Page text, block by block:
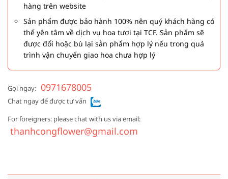
hàng trên website
Sản phẩm được bảo hành 100% nên quý khách hàng có
thể yên tâm về dịch vụ hoa tươi tại TCF. Sản phẩm sẽ
được đổi hoặc bù lại sản phẩm hợp lý nếu trong quá
trình vận chuyển giao hoa chưa hợp lý
Gọi ngay: 0971678005
Chat ngay để được tư vấn
For foreigners: please chat with us via email:
thanhcongflower@gmail.com